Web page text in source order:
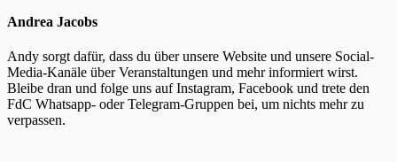
Andrea Jacobs
Andy sorgt dafür, dass du über unsere Website und unsere Social-
Media-Kanäle über Veranstaltungen und mehr informiert wirst.
Bleibe dran und folge uns auf Instagram, Facebook und trete den
FdC Whatsapp- oder Telegram-Gruppen bei, um nichts mehr zu
verpassen.